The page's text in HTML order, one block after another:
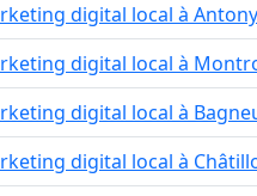
digital local à Antony
digital local à
digital local à
digital local à